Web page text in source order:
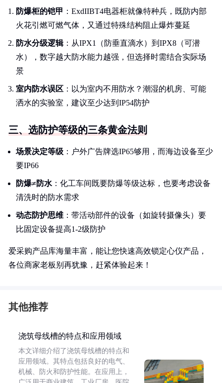
防爆柜的铠甲 ：ExdIIBT4电器柜就像特种兵，既防内部
火花引燃可燃气体，又通过特殊结构阻止爆炸蔓延
防水分级逻辑：从IPX1（防垂直滴水）到IPX8（可潜
水），数字越大防水能力越强，但选择时需结合实际场
景
室内防水误区 ：以为室内不用防水？潮湿的机房、可能
洒水的实验室，建议至少达到IP54防护
三、选防护等级的三条黄金法则
场景决定等级 ：户外广告牌选IP65够用，而海边设备至少
要IP66
防爆≠防水 ：化工车间既要防爆等级达标，也要考虑设备
清洗时的防水需求
动态防护思维 ：带活动部件的设备（如旋转摄像头）要
比固定设备提高1-2级防护
爱采购产品库海量丰富，能让您快速高效锁定心仪产品，
各位商家老板别再犹豫，赶紧体验起来！
其他推荐
浇筑母线槽的特点和应用领域
本文详细介绍了浇筑母线槽的特点和
应用领域。其特点包括良好的电气、
机械、防火和防护性能。在应用上，